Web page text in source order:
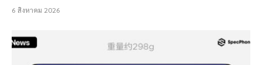
6 สิงหาคม 2026